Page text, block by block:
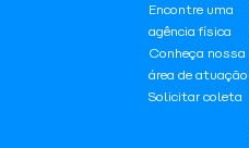
Encontre uma
agência física
Conheça nossa
área de atuação
Solicitar coleta